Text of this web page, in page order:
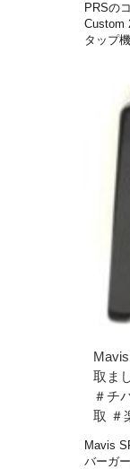
PRSの
Custom
タップ
取ま
＃チ
取 ＃
Mavis
バーガ